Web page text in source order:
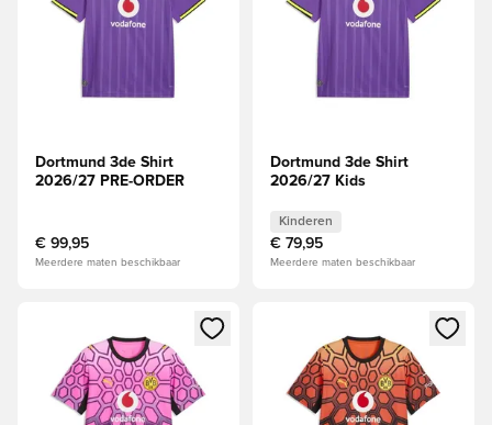
Dortmund 3de Shirt
2026/27 PRE-ORDER
€ 99,95
Meerdere maten beschikbaar
Dortmund 3de Shirt
2026/27 Kids
Kinderen
€ 79,95
Meerdere maten beschikbaar
Opent een venster om in te loggen of je aan te melden als
Opent een venster om in te